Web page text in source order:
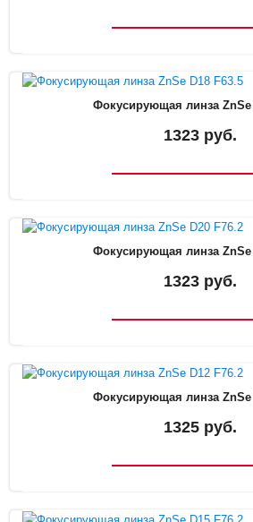
Фокусирующая линза ZnSe
1323 руб.
Фокусирующая линза ZnSe
1323 руб.
Фокусирующая линза ZnSe
1325 руб.